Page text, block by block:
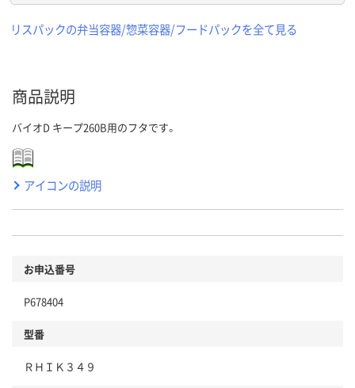
リスパックの弁当容器/惣菜容器/フードパックを全て見る
商品説明
バイオD キープ260B用のフタです。
アイコンの説明
お申込番号
P678404
型番
ＲＨＩＫ３４９